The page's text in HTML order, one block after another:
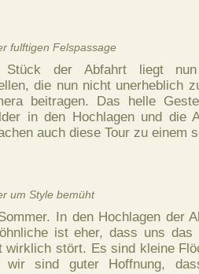
fulftigen Felspassage
Stück der Abfahrt liegt
die nun nicht unerheblich
beitragen. Das helle
in den Hochlagen und die
auch diese Tour zu einem
um Style bemüht
In den Hochlagen der
ist eher, dass uns
wirklich stört. Es sind kleine
wir sind guter Hoffnung,